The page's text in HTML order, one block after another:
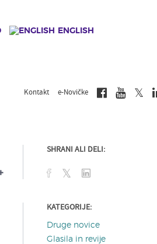
ENGLISH
Kontakt e-Novičke
SHRANI ALI DELI:
KATEGORIJE:
Druge novice
Glasila in revije